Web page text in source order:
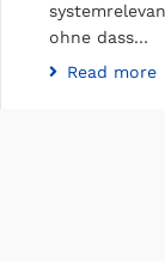
ohne dass…
Read more